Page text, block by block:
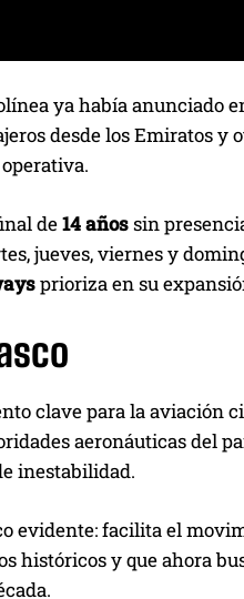
ya había anunciado
desde los Emiratos y
de14 añossin
jueves, viernes y
prioriza en su
clave para la aviación
aeronáuticas del
inestabilidad.
evidente: facilita el
históricos y que ahora